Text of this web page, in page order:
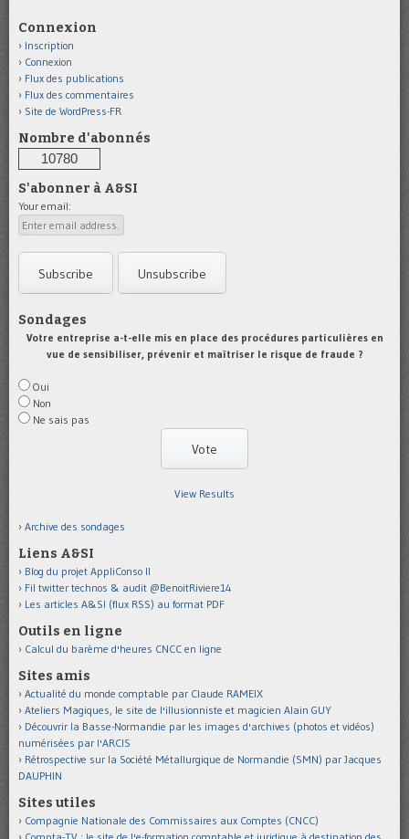
Connexion
Inscription
Connexion
Flux des publications
Flux des commentaires
Site de WordPress-FR
Nombre d'abonnés
10780
S'abonner à A&SI
Your email:
Sondages
Votre entreprise a-t-elle mis en place des procédures particulières en
vue de sensibiliser, prévenir et maîtriser le risque de fraude ?
Oui
Non
Ne sais pas
View Results
Archive des sondages
Liens A&SI
Blog du projet AppliConso II
Fil twitter technos & audit @BenoitRiviere14
Les articles A&SI (flux RSS) au format PDF
Outils en ligne
Calcul du barème d'heures CNCC en ligne
Sites amis
Actualité du monde comptable par Claude RAMEIX
Ateliers Magiques, le site de l'illusionniste et magicien Alain GUY
Découvrir la Basse-Normandie par les images d'archives (photos et vidéos)
numérisées par l'ARCIS
Rétrospective sur la Société Métallurgique de Normandie (SMN) par Jacques
DAUPHIN
Sites utiles
Compagnie Nationale des Commissaires aux Comptes (CNCC)